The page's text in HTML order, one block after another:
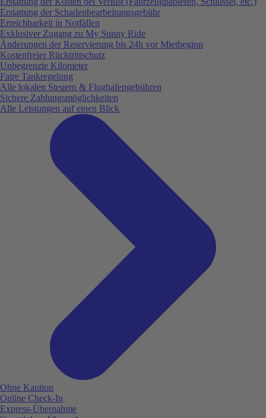
Erstattung der Schadenbearbeitungsgebühr
Erreichbarkeit in Notfällen
Exklusiver Zugang zu My Sunny Ride
Änderungen der Reservierung bis 24h vor Mietbeginn
Kostenfreier Rücktrittschutz
Unbegrenzte Kilometer
Faire Tankregelung
Alle lokalen Steuern & Flughafengebühren
Sichere Zahlungsmöglichkeiten
Alle Leistungen auf einen Blick
Ohne Kaution
Online Check-In
Express-Übernahme